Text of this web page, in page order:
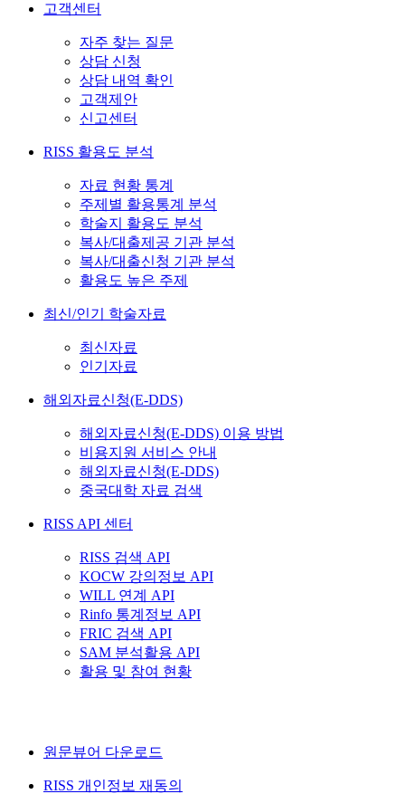
고객센터
자주 찾는 질문
상담 신청
상담 내역 확인
고객제안
신고센터
RISS 활용도 분석
자료 현황 통계
주제별 활용통계 분석
학술지 활용도 분석
복사/대출제공 기관 분석
복사/대출신청 기관 분석
활용도 높은 주제
최신/인기 학술자료
최신자료
인기자료
해외자료신청(E-DDS)
해외자료신청(E-DDS) 이용 방법
비용지원 서비스 안내
해외자료신청(E-DDS)
중국대학 자료 검색
RISS API 센터
RISS 검색 API
KOCW 강의정보 API
WILL 연계 API
Rinfo 통계정보 API
FRIC 검색 API
SAM 분석활용 API
활용 및 참여 현황
원문뷰어 다운로드
RISS 개인정보 재동의